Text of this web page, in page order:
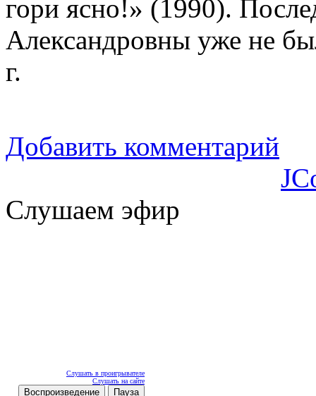
гори ясно!» (1990).
Александровны уже не
г.
Добавить комментарий
Слушаем эфир
Слушать в проигрывателе
Слушать на сайте
Воспроизведение
Пауза